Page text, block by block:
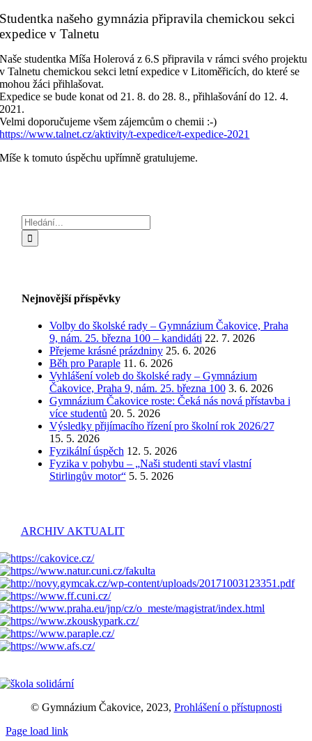
Studentka našeho gymnázia připravila chemickou sekci
expedice v Talnetu
Naše studentka Míša Holerová z 6.S připravila v rámci svého projektu
v Talnetu chemickou sekci letní expedice v Litoměřicích, do které se
mohou žáci přihlašovat.
Expedice se bude konat od 21. 8. do 28. 8., přihlašování do 12. 4.
2021.
Velmi doporučujeme všem zájemcům o chemii :-)
https://www.talnet.cz/aktivity/t-expedice/t-expedice-2021
Míše k tomuto úspěchu upřímně gratulujeme.
Hledat:
Nejnovější příspěvky
Volby do školské rady – Gymnázium Čakovice, Praha
9, nám. 25. března 100 – kandidáti 22. 7. 2026
Přejeme krásné prázdniny 25. 6. 2026
Běh pro Paraple 11. 6. 2026
Vyhlášení voleb do školské rady – Gymnázium
Čakovice, Praha 9, nám. 25. března 100 3. 6. 2026
Gymnázium Čakovice roste: Čeká nás nová přístavba i
více studentů 20. 5. 2026
Výsledky přijímacího řízení pro školní rok 2026/27
15. 5. 2026
Fyzikální úspěch 12. 5. 2026
Fyzika v pohybu – „Naši studenti staví vlastní
Stirlingův motor“ 5. 5. 2026
ARCHIV AKTUALIT
© Gymnázium Čakovice, 2023, Prohlášení o přístupnosti
Page load link